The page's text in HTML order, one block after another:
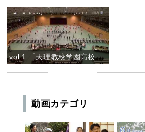
vol.1 「天理教校学園高校マーチングバンドVIOLET IMPULSE」
動画カテゴリ